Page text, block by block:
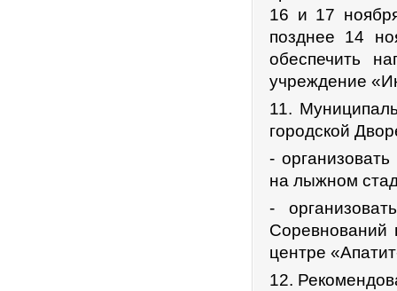
16 и 17
позднее 14
обеспечить
учреждение
11.
городской
-
на лыжном
-
Соревнований
центре
12.